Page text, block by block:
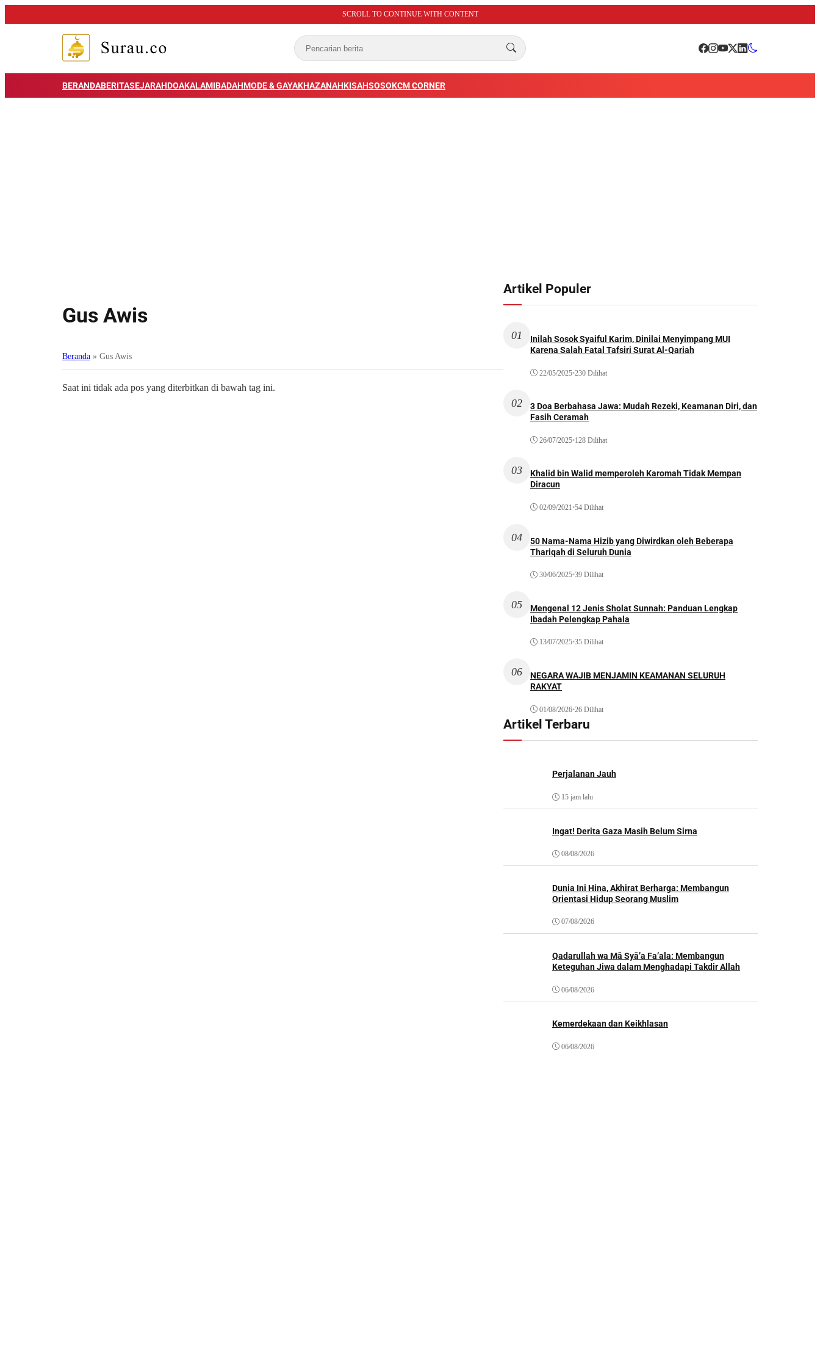
SCROLL TO CONTINUE WITH CONTENT
BERANDABERITASEJARAHDOAKALAMIBADAHMODE & GAYAKHAZANAHKISAHSOSOKCM CORNER
Gus Awis
Beranda » Gus Awis
Saat ini tidak ada pos yang diterbitkan di bawah tag ini.
Artikel Populer
01
Inilah Sosok Syaiful Karim, Dinilai Menyimpang MUI
Karena Salah Fatal Tafsiri Surat Al-Qariah
22/05/2025•230 Dilihat
02
3 Doa Berbahasa Jawa: Mudah Rezeki, Keamanan Diri, dan
Fasih Ceramah
26/07/2025•128 Dilihat
03
Khalid bin Walid memperoleh Karomah Tidak Mempan
Diracun
02/09/2021•54 Dilihat
04
50 Nama-Nama Hizib yang Diwirdkan oleh Beberapa
Thariqah di Seluruh Dunia
30/06/2025•39 Dilihat
05
Mengenal 12 Jenis Sholat Sunnah: Panduan Lengkap
Ibadah Pelengkap Pahala
13/07/2025•35 Dilihat
06
NEGARA WAJIB MENJAMIN KEAMANAN SELURUH
RAKYAT
01/08/2026•26 Dilihat
Artikel Terbaru
Perjalanan Jauh
15 jam lalu
Ingat! Derita Gaza Masih Belum Sirna
08/08/2026
Dunia Ini Hina, Akhirat Berharga: Membangun
Orientasi Hidup Seorang Muslim
07/08/2026
Qadarullah wa Mā Syā’a Fa’ala: Membangun
Keteguhan Jiwa dalam Menghadapi Takdir Allah
06/08/2026
Kemerdekaan dan Keikhlasan
06/08/2026